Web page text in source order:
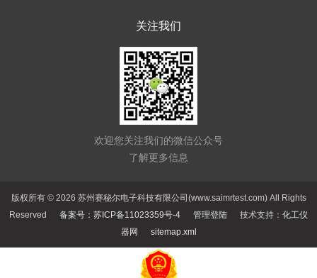
关注我们
欢迎您关注我们的微信公众号
了解更多信息
版权所有 © 2026 苏州赛秘尔电子科技有限公司(www.saimrtest.com) All Rights
Reserved 备案号：苏ICP备11023359号-4 管理登陆 技术支持： 化工仪
器网
sitemap.xml